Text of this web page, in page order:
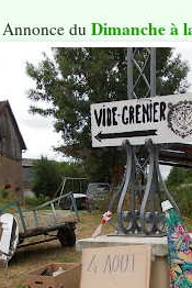
Annonce du Dimanche à